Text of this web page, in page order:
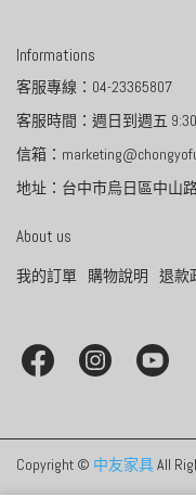
Informations
客服專線：04-23365807
客服時間：週日到週五
信箱：
地址：台中市烏日區中山
About us
我的訂單 購物說明 退款
Copyright © 中友家具All